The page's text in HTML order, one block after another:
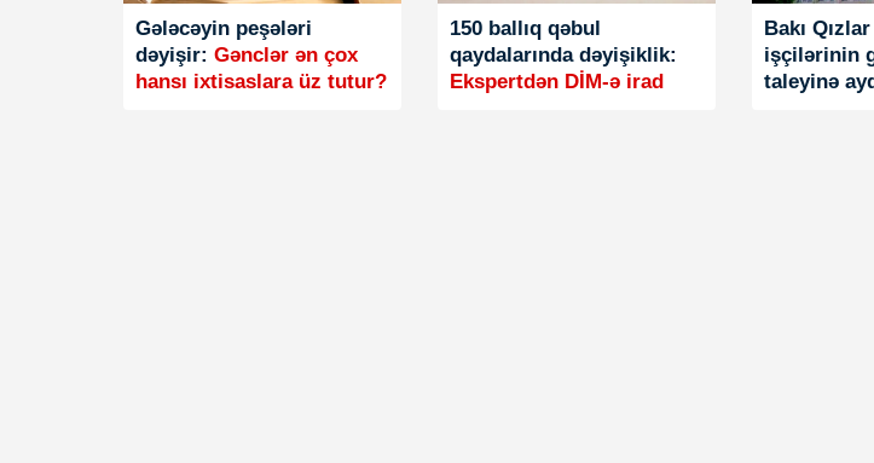
Gələcəyin peşələri
dəyişir: Gənclər ən çox
hansı ixtisaslara üz tutur?
150 ballıq qəbul
qaydalarında dəyişiklik:
Ekspertdən DİM-ə irad
Bakı
işçilərinin
taleyinə